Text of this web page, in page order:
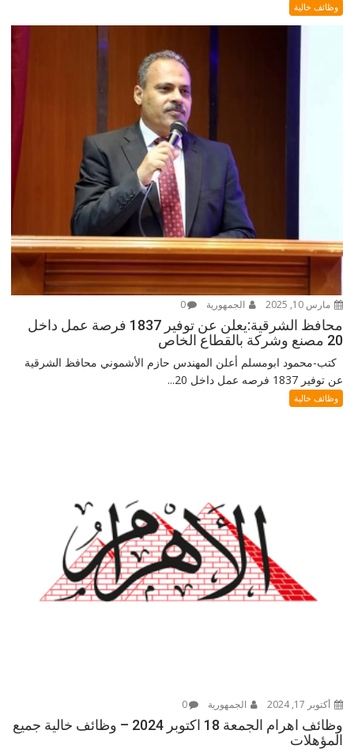
وظائف خالية
مارس 10, 2025 الجمهورية 0
محافظ الشرقية:يعلن عن توفير 1837 فرصة عمل داخل
20 مصنع وشركة بالقطاع الخاص
كتب-محمود ابومسلم أعلن المهندس حازم الأشموني محافظ الشرقية
عن توفير 1837 فرصه عمل داخل 20...
وظائف خالية
أكتوبر 17, 2024 الجمهورية 0
وظائف اهرام الجمعة 18 اكتوبر 2024 – وظائف خالية جميع
المؤهلات